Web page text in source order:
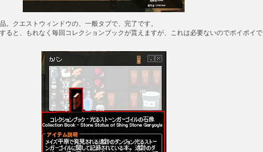
。クエストウィンドウの、一般タブで、完了です。
ると、もれなく毎回コレクションブックが貰えますが、これは必要ないのでポイポイで